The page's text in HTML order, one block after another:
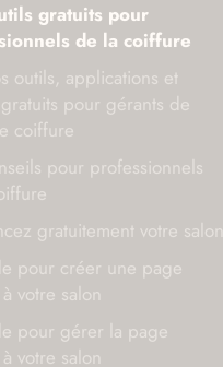
gratuits pour
de la coiffure
outils, applications et
pour gérants de
coiffure
pour professionnels
gratuitement votre salon
pour créer une page
votre salon
pour gérer la page
votre salon